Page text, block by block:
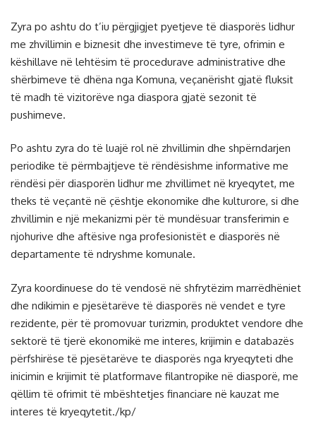
Zyra po ashtu do t’iu përgjigjet pyetjeve të diasporës lidhur
me zhvillimin e biznesit dhe investimeve të tyre, ofrimin e
këshillave në lehtësim të procedurave administrative dhe
shërbimeve të dhëna nga Komuna, veçanërisht gjatë fluksit
të madh të vizitorëve nga diaspora gjatë sezonit të
pushimeve.
Po ashtu zyra do të luajë rol në zhvillimin dhe shpërndarjen
periodike të përmbajtjeve të rëndësishme informative me
rëndësi për diasporën lidhur me zhvillimet në kryeqytet, me
theks të veçantë në çështje ekonomike dhe kulturore, si dhe
zhvillimin e një mekanizmi për të mundësuar transferimin e
njohurive dhe aftësive nga profesionistët e diasporës në
departamente të ndryshme komunale.
Zyra koordinuese do të vendosë në shfrytëzim marrëdhëniet
dhe ndikimin e pjesëtarëve të diasporës në vendet e tyre
rezidente, për të promovuar turizmin, produktet vendore dhe
sektorë të tjerë ekonomikë me interes, krijimin e databazës
përfshirëse të pjesëtarëve te diasporës nga kryeqyteti dhe
inicimin e krijimit të platformave filantropike në diasporë, me
qëllim të ofrimit të mbështetjes financiare në kauzat me
interes të kryeqytetit./kp/